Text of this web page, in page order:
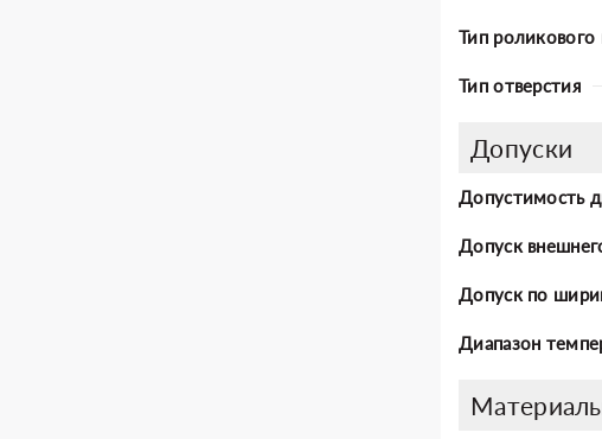
Тип
Тип отверстия
Допуски
Допустимость
Допуск
Допуск по
Диапазон